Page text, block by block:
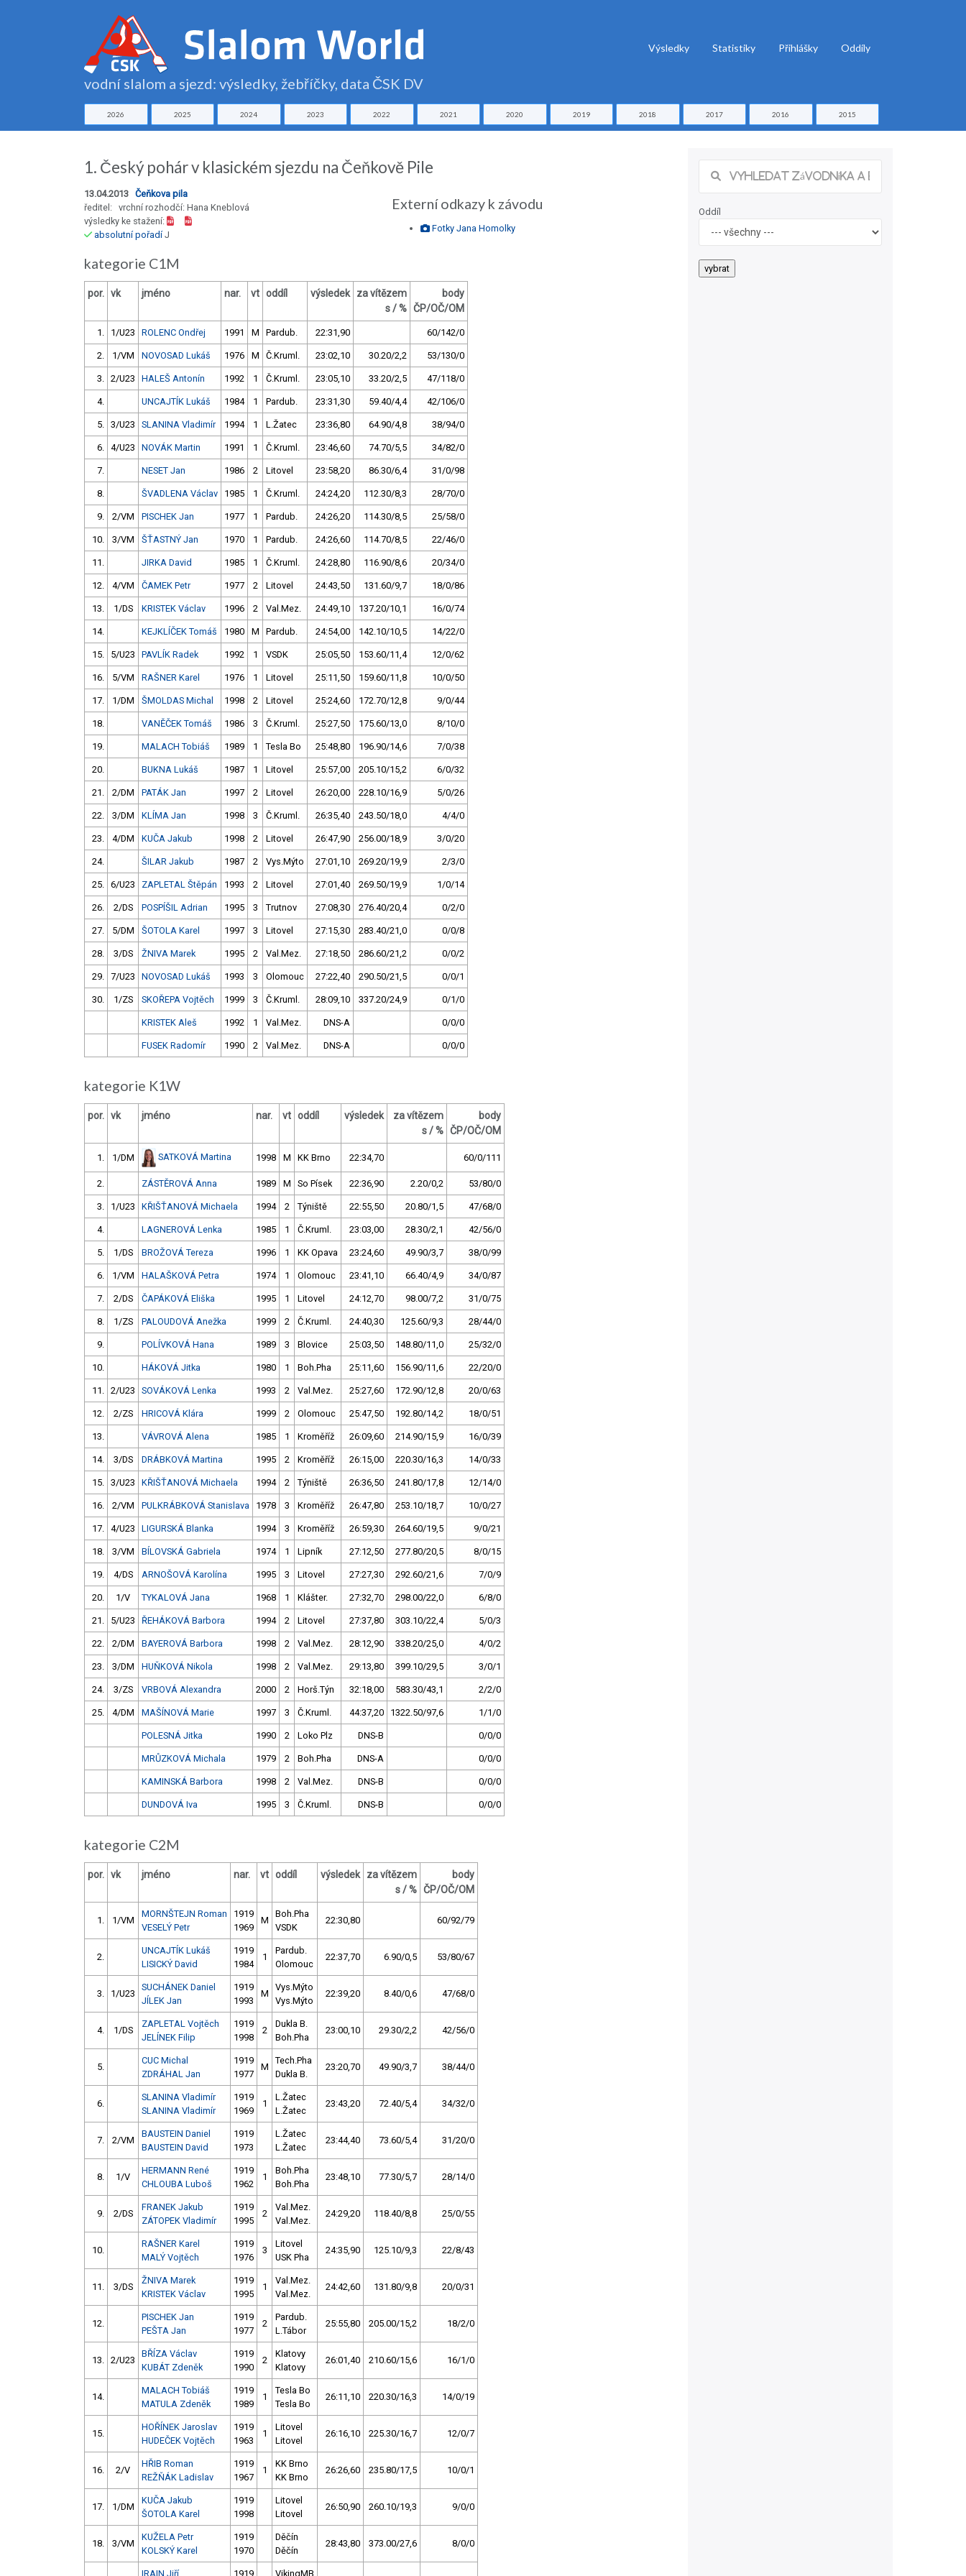
vodní slalom a sjezd: výsledky, žebříčky, data ČSK DV
Výsledky Statistiky Přihlášky Oddíly
2026 2025 2024 2023 2022 2021 2020 2019 2018 2017 2016 2015
1. Český pohár v klasickém sjezdu na Čeňkově Pile
13.04.2013 Čeňkova pila
ředitel: vrchní rozhodčí: Hana Kneblová
výsledky ke stažení:
absolutní pořadíJ
Externí odkazy k závodu
Fotky Jana Homolky
kategorie C1M
por. vk jméno nar. vt oddíl výsledek
za vítězem
s / %
body
ČP/OČ/OM
1. 1/U23 ROLENC Ondřej 1991 M Pardub. 22:31,90 60/142/0
2. 1/VM NOVOSAD Lukáš 1976 M Č.Kruml. 23:02,10 30.20/2,2 53/130/0
3. 2/U23 HALEŠ Antonín 1992 1 Č.Kruml. 23:05,10 33.20/2,5 47/118/0
4. UNCAJTÍK Lukáš 1984 1 Pardub. 23:31,30 59.40/4,4 42/106/0
5. 3/U23 SLANINA Vladimír 1994 1 L.Žatec 23:36,80 64.90/4,8 38/94/0
6. 4/U23 NOVÁK Martin 1991 1 Č.Kruml. 23:46,60 74.70/5,5 34/82/0
7. NESET Jan 1986 2 Litovel 23:58,20 86.30/6,4 31/0/98
8. ŠVADLENA Václav 1985 1 Č.Kruml. 24:24,20 112.30/8,3 28/70/0
9. 2/VM PISCHEK Jan 1977 1 Pardub. 24:26,20 114.30/8,5 25/58/0
10. 3/VM ŠŤASTNÝ Jan 1970 1 Pardub. 24:26,60 114.70/8,5 22/46/0
11. JIRKA David 1985 1 Č.Kruml. 24:28,80 116.90/8,6 20/34/0
12. 4/VM ČAMEK Petr 1977 2 Litovel 24:43,50 131.60/9,7 18/0/86
13. 1/DS KRISTEK Václav 1996 2 Val.Mez. 24:49,10 137.20/10,1 16/0/74
14. KEJKLÍČEK Tomáš 1980 M Pardub. 24:54,00 142.10/10,5 14/22/0
15. 5/U23 PAVLÍK Radek 1992 1 VSDK 25:05,50 153.60/11,4 12/0/62
16. 5/VM RAŠNER Karel 1976 1 Litovel 25:11,50 159.60/11,8 10/0/50
17. 1/DM ŠMOLDAS Michal 1998 2 Litovel 25:24,60 172.70/12,8 9/0/44
18. VANĚČEK Tomáš 1986 3 Č.Kruml. 25:27,50 175.60/13,0 8/10/0
19. MALACH Tobiáš 1989 1 Tesla Bo 25:48,80 196.90/14,6 7/0/38
20. BUKNA Lukáš 1987 1 Litovel 25:57,00 205.10/15,2 6/0/32
21. 2/DM PATÁK Jan 1997 2 Litovel 26:20,00 228.10/16,9 5/0/26
22. 3/DM KLÍMA Jan 1998 3 Č.Kruml. 26:35,40 243.50/18,0 4/4/0
23. 4/DM KUČA Jakub 1998 2 Litovel 26:47,90 256.00/18,9 3/0/20
24. ŠILAR Jakub 1987 2 Vys.Mýto 27:01,10 269.20/19,9 2/3/0
25. 6/U23 ZAPLETAL Štěpán 1993 2 Litovel 27:01,40 269.50/19,9 1/0/14
26. 2/DS POSPÍŠIL Adrian 1995 3 Trutnov 27:08,30 276.40/20,4 0/2/0
27. 5/DM ŠOTOLA Karel 1997 3 Litovel 27:15,30 283.40/21,0 0/0/8
28. 3/DS ŽNIVA Marek 1995 2 Val.Mez. 27:18,50 286.60/21,2 0/0/2
29. 7/U23 NOVOSAD Lukáš 1993 3 Olomouc 27:22,40 290.50/21,5 0/0/1
30. 1/ZS SKOŘEPA Vojtěch 1999 3 Č.Kruml. 28:09,10 337.20/24,9 0/1/0
KRISTEK Aleš 1992 1 Val.Mez. DNS-A 0/0/0
FUSEK Radomír 1990 2 Val.Mez. DNS-A 0/0/0
kategorie K1W
por. vk jméno nar. vt oddíl výsledek
za vítězem
s / %
body
ČP/OČ/OM
1. 1/DM SATKOVÁ Martina 1998 M KK Brno 22:34,70 60/0/111
2. ZÁSTĚROVÁ Anna 1989 M So Písek 22:36,90 2.20/0,2 53/80/0
3. 1/U23 KŘIŠŤANOVÁ Michaela 1994 2 Týniště 22:55,50 20.80/1,5 47/68/0
4. LAGNEROVÁ Lenka 1985 1 Č.Kruml. 23:03,00 28.30/2,1 42/56/0
5. 1/DS BROŽOVÁ Tereza 1996 1 KK Opava 23:24,60 49.90/3,7 38/0/99
6. 1/VM HALAŠKOVÁ Petra 1974 1 Olomouc 23:41,10 66.40/4,9 34/0/87
7. 2/DS ČAPÁKOVÁ Eliška 1995 1 Litovel 24:12,70 98.00/7,2 31/0/75
8. 1/ZS PALOUDOVÁ Anežka 1999 2 Č.Kruml. 24:40,30 125.60/9,3 28/44/0
9. POLÍVKOVÁ Hana 1989 3 Blovice 25:03,50 148.80/11,0 25/32/0
10. HÁKOVÁ Jitka 1980 1 Boh.Pha 25:11,60 156.90/11,6 22/20/0
11. 2/U23 SOVÁKOVÁ Lenka 1993 2 Val.Mez. 25:27,60 172.90/12,8 20/0/63
12. 2/ZS HRICOVÁ Klára 1999 2 Olomouc 25:47,50 192.80/14,2 18/0/51
13. VÁVROVÁ Alena 1985 1 Kroměříž 26:09,60 214.90/15,9 16/0/39
14. 3/DS DRÁBKOVÁ Martina 1995 2 Kroměříž 26:15,00 220.30/16,3 14/0/33
15. 3/U23 KŘIŠŤANOVÁ Michaela 1994 2 Týniště 26:36,50 241.80/17,8 12/14/0
16. 2/VM PULKRÁBKOVÁ Stanislava 1978 3 Kroměříž 26:47,80 253.10/18,7 10/0/27
17. 4/U23 LIGURSKÁ Blanka 1994 3 Kroměříž 26:59,30 264.60/19,5 9/0/21
18. 3/VM BÍLOVSKÁ Gabriela 1974 1 Lipník 27:12,50 277.80/20,5 8/0/15
19. 4/DS ARNOŠOVÁ Karolína 1995 3 Litovel 27:27,30 292.60/21,6 7/0/9
20. 1/V TYKALOVÁ Jana 1968 1 Klášter. 27:32,70 298.00/22,0 6/8/0
21. 5/U23 ŘEHÁKOVÁ Barbora 1994 2 Litovel 27:37,80 303.10/22,4 5/0/3
22. 2/DM BAYEROVÁ Barbora 1998 2 Val.Mez. 28:12,90 338.20/25,0 4/0/2
23. 3/DM HUŇKOVÁ Nikola 1998 2 Val.Mez. 29:13,80 399.10/29,5 3/0/1
24. 3/ZS VRBOVÁ Alexandra 2000 2 Horš.Týn 32:18,00 583.30/43,1 2/2/0
25. 4/DM MAŠÍNOVÁ Marie 1997 3 Č.Kruml. 44:37,20 1322.50/97,6 1/1/0
POLESNÁ Jitka 1990 2 Loko Plz DNS-B 0/0/0
MRŮZKOVÁ Michala 1979 2 Boh.Pha DNS-A 0/0/0
KAMINSKÁ Barbora 1998 2 Val.Mez. DNS-B 0/0/0
DUNDOVÁ Iva 1995 3 Č.Kruml. DNS-B 0/0/0
kategorie C2M
por. vk jméno nar. vt oddíl výsledek
za vítězem
s / %
body
ČP/OČ/OM
1. 1/VM
MORNŠTEJN Roman
VESELÝ Petr
1919
1969
M
Boh.Pha
VSDK
22:30,80 60/92/79
2.
UNCAJTÍK Lukáš
LISICKÝ David
1919
1984
1
Pardub.
Olomouc
22:37,70 6.90/0,5 53/80/67
3. 1/U23
SUCHÁNEK Daniel
JÍLEK Jan
1919
1993
M
Vys.Mýto
Vys.Mýto
22:39,20 8.40/0,6 47/68/0
4. 1/DS
ZAPLETAL Vojtěch
JELÍNEK Filip
1919
1998
2
Dukla B.
Boh.Pha
23:00,10 29.30/2,2 42/56/0
5.
CUC Michal
ZDRÁHAL Jan
1919
1977
M
Tech.Pha
Dukla B.
23:20,70 49.90/3,7 38/44/0
6.
SLANINA Vladimír
SLANINA Vladimír
1919
1969
1
L.Žatec
L.Žatec
23:43,20 72.40/5,4 34/32/0
7. 2/VM
BAUSTEIN Daniel
BAUSTEIN David
1919
1973
L.Žatec
L.Žatec
23:44,40 73.60/5,4 31/20/0
8. 1/V
HERMANN René
CHLOUBA Luboš
1919
1962
1
Boh.Pha
Boh.Pha
23:48,10 77.30/5,7 28/14/0
9. 2/DS
FRANEK Jakub
ZÁTOPEK Vladimír
1919
1995
2
Val.Mez.
Val.Mez.
24:29,20 118.40/8,8 25/0/55
10.
RAŠNER Karel
MALÝ Vojtěch
1919
1976
3
Litovel
USK Pha
24:35,90 125.10/9,3 22/8/43
11. 3/DS
ŽNIVA Marek
KRISTEK Václav
1919
1995
1
Val.Mez.
Val.Mez.
24:42,60 131.80/9,8 20/0/31
12.
PISCHEK Jan
PEŠTA Jan
1919
1977
2
Pardub.
L.Tábor
25:55,80 205.00/15,2 18/2/0
13. 2/U23
BŘÍZA Václav
KUBÁT Zdeněk
1919
1990
2
Klatovy
Klatovy
26:01,40 210.60/15,6 16/1/0
14.
MALACH Tobiáš
MATULA Zdeněk
1919
1989
1
Tesla Bo
Tesla Bo
26:11,10 220.30/16,3 14/0/19
15.
HOŘÍNEK Jaroslav
HUDEČEK Vojtěch
1919
1963
1
Litovel
Litovel
26:16,10 225.30/16,7 12/0/7
16. 2/V
HŘIB Roman
REŽŇÁK Ladislav
1919
1967
1
KK Brno
KK Brno
26:26,60 235.80/17,5 10/0/1
17. 1/DM
KUČA Jakub
ŠOTOLA Karel
1919
1998
Litovel
Litovel
26:50,90 260.10/19,3 9/0/0
18. 3/VM
KUŽELA Petr
KOLSKÝ Karel
1919
1970
Děčín
Děčín
28:43,80 373.00/27,6 8/0/0
IRAIN Jiří 1919 VikingMB
Oddíl